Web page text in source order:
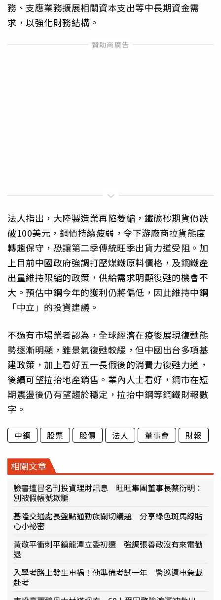
務、支應業務擴展相關資本支出等中長期資金需
求，以強化財務結構。
法人指出，大陸製造業再陷萎縮，鐵礦砂期貨價跌
破100美元，鋼價持續疲弱，令下游廠商拉貨態度
轉趨保守，恐讓第二季傳統旺季出貨力道受阻。加
上目前中國政府強調打壓煤鐵原料價格，及鋼鐵產
出量維持限縮的政策，供給需求明顯復甦的機會不
大。預估中鋼今年的獲利仍將偏低，因此維持中鋼
「中立」的投資建議。
不過有市場業者認為，全球經濟在疫後展現復甦態
勢逐漸明顯，雖景氣復甦較緩，但中國出台多項基
建政策，加上看好五一長假後的消費力復甦力道，
後續可望拉抬地產銷售。業內人士看好，鋼市在短
期震盪後仍有望趨於穩定，拉抬中鋼等鋼鐵財報數
字。
中鋼 股票 股價 法人 董事會 財報
相關文章
臉書遭冒名刊投資理財訊息 旺旺集團董事長蔡衍明：
別被假帳號欺騙
基隆交通處長盤點通勤族關切議題 分享綠色斑馬線貼
心小祕密
黃敬平衝刺平鎮龍潭立委初選 強調張善政沒有來電勸
退
入學考路上發生車禍！他準備考試一年 警巡邏車急載
赴考